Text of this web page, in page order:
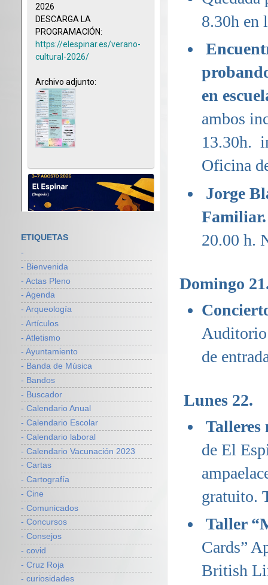
8.30h en
en
ambos
13.30h.
Oficina
Jorge
20.00 h.
Domingo
Auditorio
de
Lunes 22.
Talleres
de El
gratuito.
Taller
Cards”
British
ETIQUETAS
-
- Bienvenida
- Actas Pleno
- Agenda
- Arqueología
- Artículos
- Atletismo
- Ayuntamiento
- Banda de Música
- Bandos
- Buscador
- Calendario Anual
- Calendario Escolar
- Calendario laboral
- Calendario Vacunación 2023
- Cartas
- Cartografía
- Cine
- Comunicados
- Concursos
- Consejos
- covid
- Cruz Roja
- curiosidades